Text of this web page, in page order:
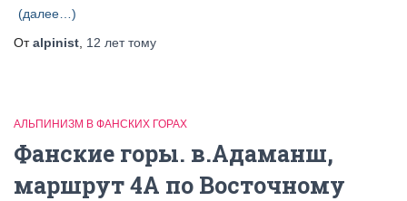
(далее…)
Отalpinist 12 леттому
АЛЬПИНИЗМ В ФАНСКИХ ГОРАХ
Фанские горы. в.Адаманш,
маршрут 4А по Восточному